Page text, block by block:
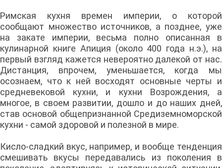
Римская кухня времен империи, о которой
сообщают множество источников, а позднее, уже
на закате империи, весьма полно описанная в
кулинарной книге Апиция (около 400 года н.э.), на
первый взгляд кажется невероятно далекой от нас.
Дистанция, впрочем, уменьшается, когда мы
осознаем, что к ней восходят основные черты и
средневековой кухни, и кухни Возрождения, а
многое, в своем развитии, дошло и до наших дней,
став основой общепризнанной Средиземноморской
кухни - самой здоровой и полезной в мире.
Кисло-сладкий вкус, например, и вообще тенденция
смешивать вкусы передавались из поколения в